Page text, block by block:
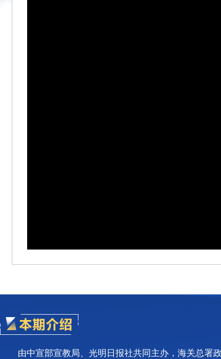
由中宣部宣教局、光明日报社共同主办，海关总署